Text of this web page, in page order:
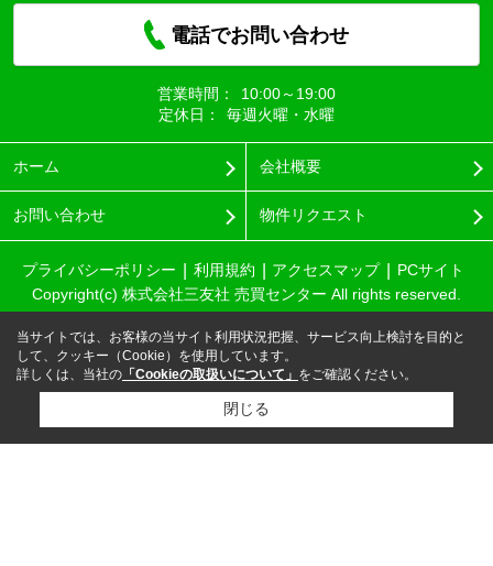
電話でお問い合わせ
営業時間：
10:00～19:00
定休日：
毎週火曜・水曜
ホーム 会社概要
お問い合わせ 物件リクエスト
プライバシーポリシー 利用規約 アクセスマップ
PCサイト
Copyright(c) 株式会社三友社 売買センター All rights reserved.
当サイトでは、お客様の当サイト利用状況把握、サービス向上検討を目的と
して、クッキー（Cookie）を使用しています。
詳しくは、当社の 「Cookieの取扱いについて」 をご確認ください。
閉じる